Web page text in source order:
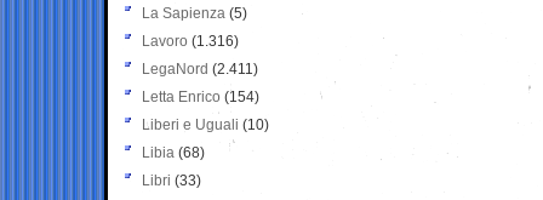
La Sapienza (5)
Lavoro (1.316)
LegaNord (2.411)
Letta Enrico (154)
Liberi e Uguali (10)
Libia (68)
Libri (33)